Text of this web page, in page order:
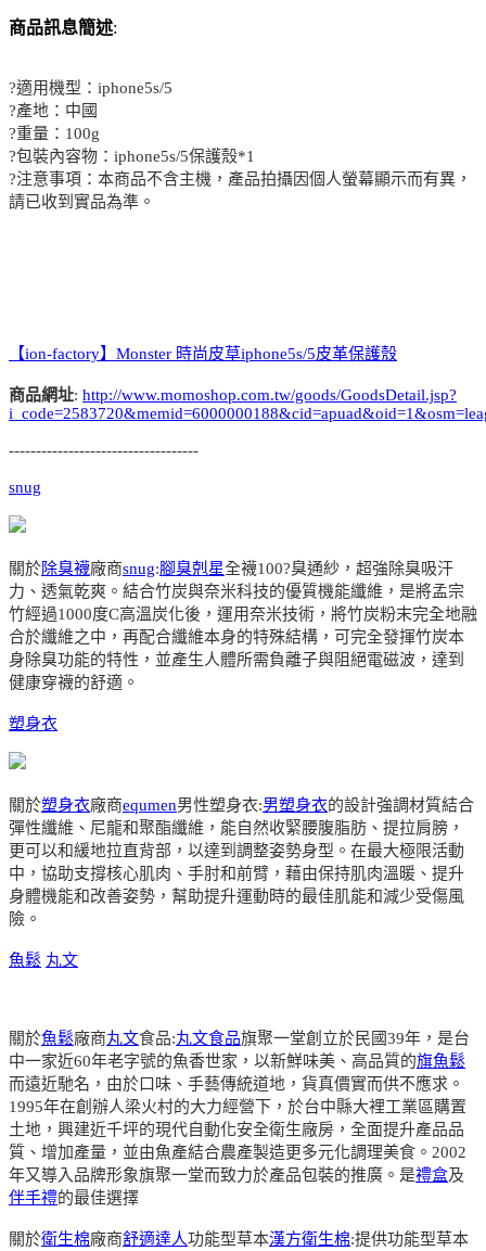
商品訊息簡述:
?適用機型：iphone5s/5
?產地：中國
?重量：100g
?包裝內容物：iphone5s/5保護殼*1
?注意事項：本商品不含主機，產品拍攝因個人螢幕顯示而有異，
請已收到實品為準。
【ion-factory】Monster 時尚皮草iphone5s/5皮革保護殼
商品網址: http://www.momoshop.com.tw/goods/GoodsDetail.jsp?
-----------------------------------
snug
關於除臭襪廠商snug:腳臭剋星全襪100?臭通紗，超強除臭吸汗
力、透氣乾爽。結合竹炭與奈米科技的優質機能纖維，是將孟宗
竹經過1000度C高溫炭化後，運用奈米技術，將竹炭粉末完全地融
合於纖維之中，再配合纖維本身的特殊結構，可完全發揮竹炭本
身除臭功能的特性，並產生人體所需負離子與阻絕電磁波，達到
健康穿襪的舒適。
塑身衣
關於塑身衣廠商equmen男性塑身衣:男塑身衣的設計強調材質結合
彈性纖維、尼龍和聚酯纖維，能自然收緊腰腹脂肪、提拉肩膀，
更可以和緩地拉直背部，以達到調整姿勢身型。在最大極限活動
中，協助支撐核心肌肉、手肘和前臂，藉由保持肌肉溫暖、提升
身體機能和改善姿勢，幫助提升運動時的最佳肌能和減少受傷風
險。
魚鬆 丸文
關於魚鬆廠商丸文食品:丸文食品旗聚一堂創立於民國39年，是台
中一家近60年老字號的魚香世家，以新鮮味美、高品質的旗魚鬆
而遠近馳名，由於口味、手藝傳統道地，貨真價實而供不應求。
1995年在創辦人梁火村的大力經營下，於台中縣大裡工業區購置
土地，興建近千坪的現代自動化安全衛生廠房，全面提升產品品
質、增加產量，並由魚產結合農產製造更多元化調理美食。2002
年又導入品牌形象旗聚一堂而致力於產品包裝的推廣。是禮盒及
伴手禮的最佳選擇
關於衛生棉廠商舒適達人功能型草本漢方衛生棉:提供功能型草本